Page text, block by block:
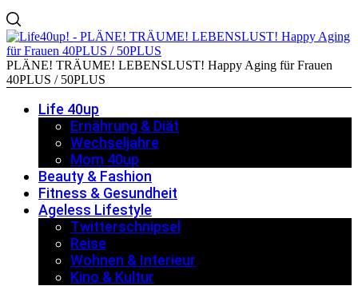
PLÄNE! TRÄUME! LEBENSLUST! Happy Aging für Frauen
40PLUS / 50PLUS
Life 40up
Ernährung & Diät
Wechseljahre
Mom 40up
Beauty & Fashion
Fitness & Gesundheit
Ageless Lifestyle
Twitterschnipsel
Reise
Wohnen & Interieur
Kino & Kultur